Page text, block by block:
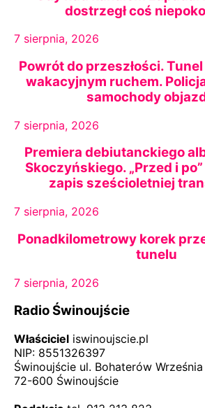
dostrzegł coś
7 sierpnia, 2026
Powrót do przeszłości.
wakacyjnym ruchem.
samochody
7 sierpnia, 2026
Premiera debiutanckiego
Skoczyńskiego. „Przed i
zapis sześcioletniej
7 sierpnia, 2026
Ponadkilometrowy korek
tunelu
7 sierpnia, 2026
Radio Świnoujście
Właściciel iswinoujscie.pl
NIP: 8551326397
Świnoujście ul. Bohaterów
72-600 Świnoujście